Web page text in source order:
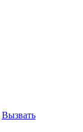
Вызвать